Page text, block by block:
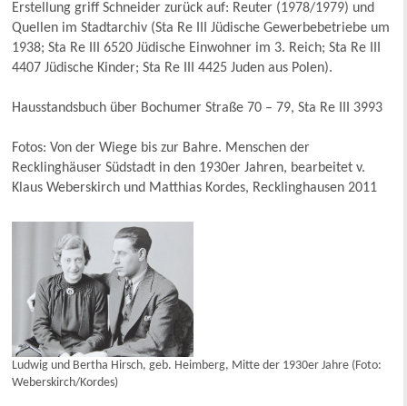
Erstellung griff Schneider zurück auf: Reuter (1978/1979) und
Quellen im Stadtarchiv (Sta Re III Jüdische Gewerbebetriebe um
1938; Sta Re III 6520 Jüdische Einwohner im 3. Reich; Sta Re III
4407 Jüdische Kinder; Sta Re III 4425 Juden aus Polen).
Hausstandsbuch über Bochumer Straße 70 – 79, Sta Re III 3993
Fotos: Von der Wiege bis zur Bahre. Menschen der
Recklinghäuser Südstadt in den 1930er Jahren, bearbeitet v.
Klaus Weberskirch und Matthias Kordes, Recklinghausen 2011
Ludwig und Bertha Hirsch, geb. Heimberg, Mitte der 1930er Jahre (Foto:
Weberskirch/Kordes)